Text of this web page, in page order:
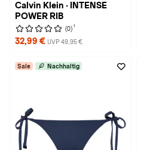
Calvin Klein · INTENSE
POWER RIB
(0) 1
32,99 € UVP 49,95 €
Sale Nachhaltig